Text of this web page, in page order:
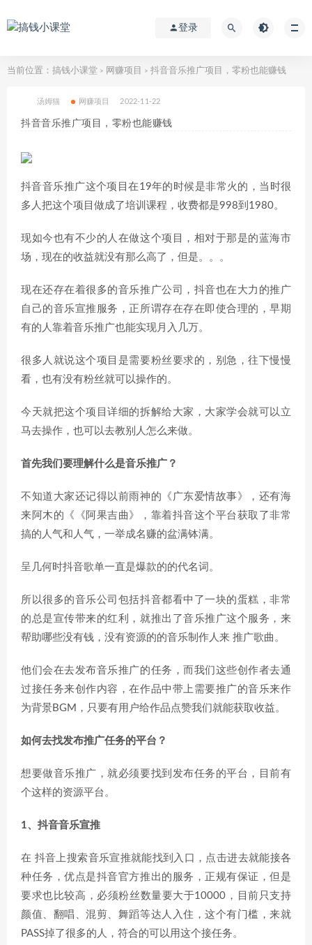
登录
当前位置： 搞钱小课堂 > 网赚项目 > 抖音音乐推广项目，零粉也能赚钱
汤姆猫 网赚项目 2022-11-22
抖音音乐推广项目，零粉也能赚钱
抖音音乐推广这个项目在19年的时候是非常火的，当时很
多人把这个项目做成了培训课程，收费都是998到1980。
现如今也有不少的人在做这个项目，相对于那是的蓝海市
场，现在的收益就没有那么高了，但是。。。
现在还存在着很多的音乐推广公司，抖音也在大力的推广
自己的音乐宣推服务，正所谓存在存在即使合理的，早期
有的人靠着音乐推广也能实现月入几万。
很多人就说这个项目是需要粉丝要求的，别急，往下慢慢
看，也有没有粉丝就可以操作的。
今天就把这个项目详细的拆解给大家，大家学会就可以立
马去操作，也可以去教别人怎么来做。
首先我们要理解什么是音乐推广？
不知道大家还记得以前雨神的《广东爱情故事》，还有海
来阿木的《《阿果吉曲》，靠着抖音这个平台获取了非常
搞的人气和人气，一举成名赚的盆满钵满。
呈几何时抖音歌单一直是爆款的的代名词。
所以很多的音乐公司包括抖音都看中了一块的蛋糕，非常
的总是宣传带来的红利，就推出了音乐推广这个服务，来
帮助哪些没有钱，没有资源的的音乐制作人来 推广歌曲。
他们会在去发布音乐推广的任务，而我们这些创作者去通
过接任务来创作内容，在作品中带上需要推广的音乐来作
为背景BGM，只要有用户给作品点赞我们就能获取收益。
如何去找发布推广任务的平台？
想要做音乐推广，就必须要找到发布任务的平台，目前有
个这样的资源平台。
1、抖音音乐宣推
在 抖音上搜索音乐宣推就能找到入口，点击进去就能接各
种任务，优点是抖音官方推出的服务，正规有保证，但是
要求也比较高，必须粉丝数量要大于10000，目前只支持
颜值、翻唱、混剪、舞蹈等达人入住，这个有门槛，来就
PASS掉了很多的人，符合的可以用这个接任务。